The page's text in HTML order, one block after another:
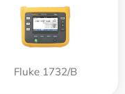
Fluke 1732/B